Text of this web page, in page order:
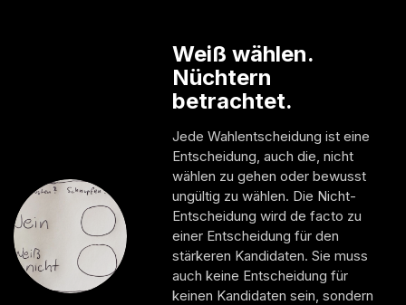
Weiß wählen.
Nüchtern
betrachtet.
Jede Wahlentscheidung ist eine
Entscheidung, auch die, nicht
wählen zu gehen oder bewusst
ungültig zu wählen. Die Nicht-
Entscheidung wird de facto zu
einer Entscheidung für den
stärkeren Kandidaten. Sie muss
auch keine Entscheidung für
keinen Kandidaten sein, sondern